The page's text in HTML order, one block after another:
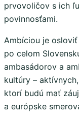
prvovoličov s ich
povinnosťami.
Ambíciou je
po celom
ambasádorov a
kultúry –
ktorí budú mať
a európske